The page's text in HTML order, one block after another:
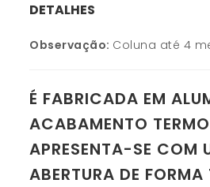
DETALHES
Observação: Coluna até 4
É FABRICADA EM
ACABAMENTO
APRESENTA-SE COM
ABERTURA DE